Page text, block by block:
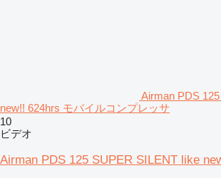
Airman PDS
new!! 624hrs モバイルコンプレッサ
10
ビデオ
Airman PDS 125 SUPER SILENT like